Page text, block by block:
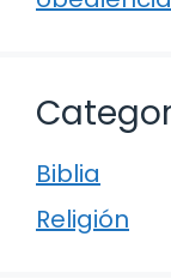
Biblia
Religión